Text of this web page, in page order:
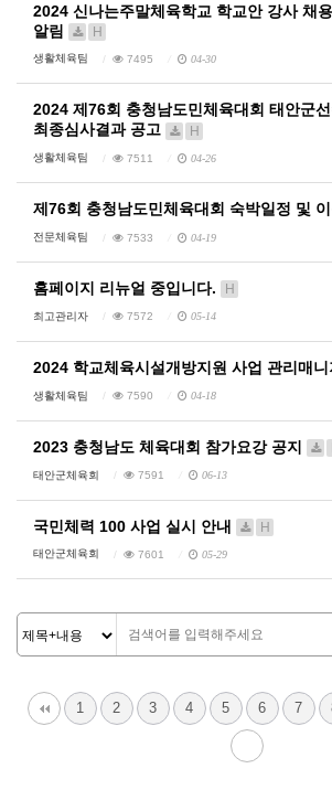
2024 신나는주말체육학교 학교안 강사 채
알림
H
생활체육팀 7495 04-30
2024 제76회 충청남도민체육대회 태안군
최종심사결과 공고
H
생활체육팀 7511 04-26
제76회 충청남도민체육대회 숙박일정 및 이
전문체육팀 7533 04-19
홈페이지 리뉴얼 중입니다. H
최고관리자 7572 05-14
2024 학교체육시설개방지원 사업 관리매
생활체육팀 7590 04-18
2023 충청남도 체육대회 참가요강 공지
태안군체육회 7591 06-13
국민체력 100 사업 실시 안내 H
태안군체육회 7601 05-29
1 2 3 4 5 6 7